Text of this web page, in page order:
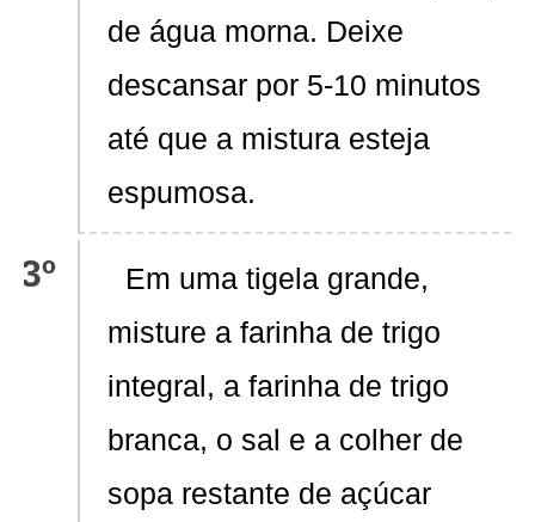
de água morna. Deixe
descansar por 5-10 minutos
até que a mistura esteja
espumosa.
Em uma tigela grande,
misture a farinha de trigo
integral, a farinha de trigo
branca, o sal e a colher de
sopa restante de açúcar